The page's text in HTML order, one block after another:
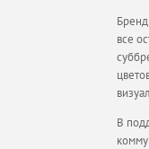
все
В